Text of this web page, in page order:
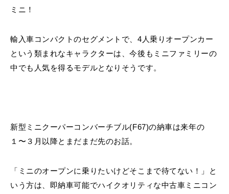
ミニ！
輸入車コンパクトのセグメントで、4人乗りオープンカー
という類まれなキャラクターは、今後もミニファミリーの
中でも人気を得るモデルとなりそうです。
新型ミニクーパーコンバーチブル(F67)の納車は来年の
１〜３月以降とまだまだ先のお話。
「ミニのオープンに乗りたいけどそこまで待てない！」と
いう方は、即納車可能でハイクオリティな中古車ミニコン